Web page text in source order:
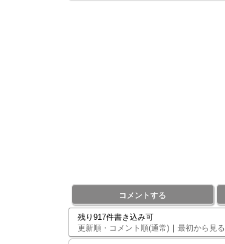
コメントする
残り917件書き込み可
更新順・コメント順(通常) | 最初から見る